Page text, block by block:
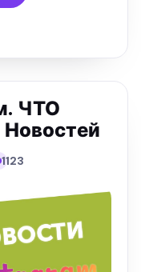
…
ЧТО
Новостей
1123